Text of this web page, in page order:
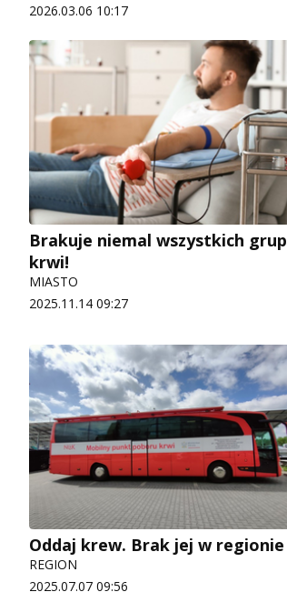
2026.03.06 10:17
Brakuje niemal wszystkich grup
krwi!
MIASTO
2025.11.14 09:27
Oddaj krew. Brak jej w regionie
REGION
2025.07.07 09:56